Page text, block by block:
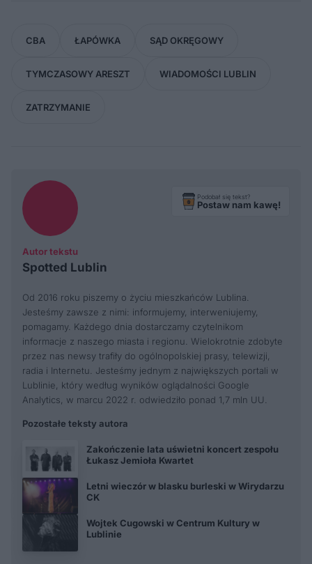
CBA ŁAPÓWKA SĄD OKRĘGOWY
TYMCZASOWY ARESZT WIADOMOŚCI LUBLIN
ZATRZYMANIE
Autor tekstu
Spotted Lublin
Podobał się tekst?
Postaw nam kawę!
Od 2016 roku piszemy o życiu mieszkańców Lublina.
Jesteśmy zawsze z nimi: informujemy, interweniujemy,
pomagamy. Każdego dnia dostarczamy czytelnikom
informacje z naszego miasta i regionu. Wielokrotnie zdobyte
przez nas newsy trafiły do ogólnopolskiej prasy, telewizji,
radia i Internetu. Jesteśmy jednym z największych portali w
Lublinie, który według wyników oglądalności Google
Analytics, w marcu 2022 r. odwiedziło ponad 1,7 mln UU.
Pozostałe teksty autora
Zakończenie lata uświetni koncert zespołu
Łukasz Jemioła Kwartet
Letni wieczór w blasku burleski w Wirydarzu
CK
Wojtek Cugowski w Centrum Kultury w
Lublinie